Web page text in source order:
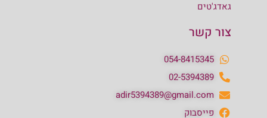
גאדג'טים
צור קשר
054-8415345
02-5394389
adir5394389@gmail.com
פייסבוק